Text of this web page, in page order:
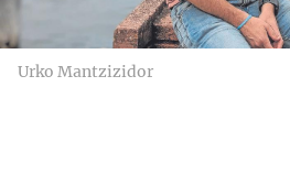
Urko Mantzizidor